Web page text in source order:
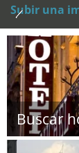
Subir una
Buscar